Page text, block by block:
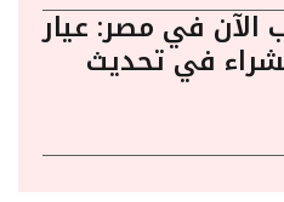
الآن في مصر: عيار
6735 للشراء في تحديث